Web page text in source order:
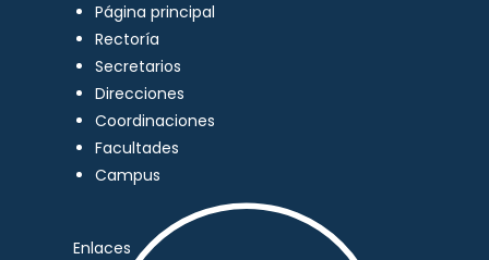
Página principal
Rectoría
Secretarios
Direcciones
Coordinaciones
Facultades
Campus
Enlaces